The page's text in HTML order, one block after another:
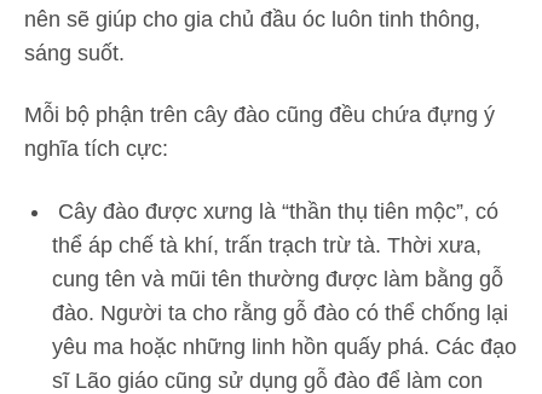
nên sẽ giúp cho gia chủ đầu óc luôn tinh thông,
sáng suốt.
Mỗi bộ phận trên cây đào cũng đều chứa đựng ý
nghĩa tích cực:
Cây đào được xưng là “thần thụ tiên mộc”, có
thể áp chế tà khí, trấn trạch trừ tà. Thời xưa,
cung tên và mũi tên thường được làm bằng gỗ
đào. Người ta cho rằng gỗ đào có thể chống lại
yêu ma hoặc những linh hồn quấy phá. Các đạo
sĩ Lão giáo cũng sử dụng gỗ đào để làm con